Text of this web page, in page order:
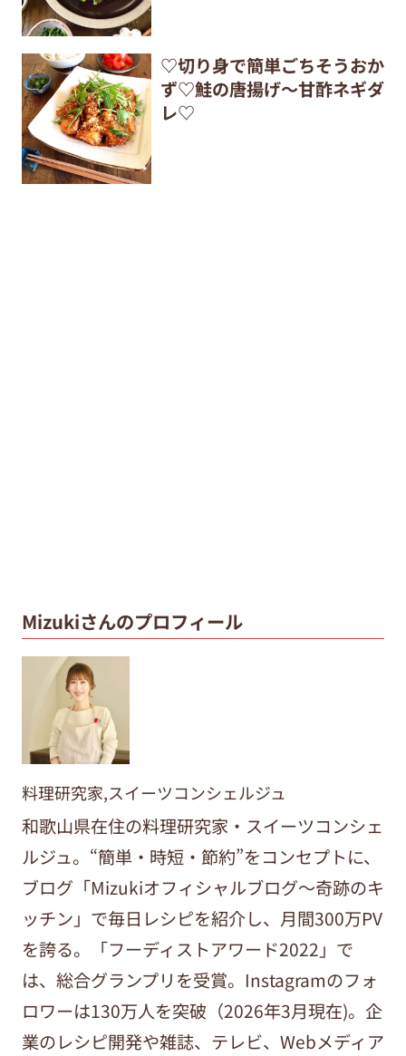
♡切り身で簡単ごちそうおか
ず♡鮭の唐揚げ〜甘酢ネギダ
レ♡
Mizukiさんのプロフィール
料理研究家,スイーツコンシェルジュ
和歌山県在住の料理研究家・スイーツコンシェ
ルジュ。“簡単・時短・節約”をコンセプトに、
ブログ「Mizukiオフィシャルブログ～奇跡のキ
ッチン」で毎日レシピを紹介し、月間300万PV
を誇る。「フーディストアワード2022」で
は、総合グランプリを受賞。Instagramのフォ
ロワーは130万人を突破（2026年3月現在)。企
業のレシピ開発や雑誌、テレビ、Webメディア